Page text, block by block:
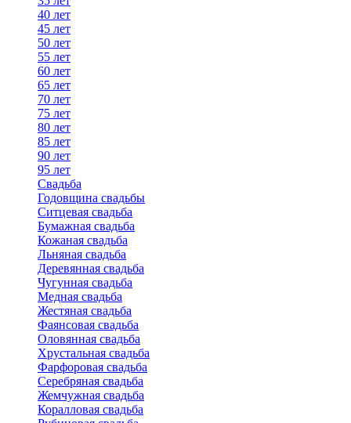
40 лет
45 лет
50 лет
55 лет
60 лет
65 лет
70 лет
75 лет
80 лет
85 лет
90 лет
95 лет
Свадьба
Годовщина свадьбы
Ситцевая свадьба
Бумажная свадьба
Кожаная свадьба
Льняная свадьба
Деревянная свадьба
Чугунная свадьба
Медная свадьба
Жестяная свадьба
Фаянсовая свадьба
Оловянная свадьба
Хрустальная свадьба
Фарфоровая свадьба
Серебряная свадьба
Жемчужная свадьба
Коралловая свадьба